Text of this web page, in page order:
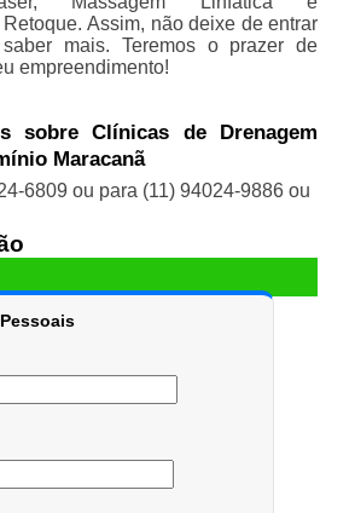
Assim, não deixe de entrar
mais. Teremos o prazer de
empreendimento!
sobre Clínicas de Drenagem
Maracanã
6809 ou para (11) 94024-9886ou